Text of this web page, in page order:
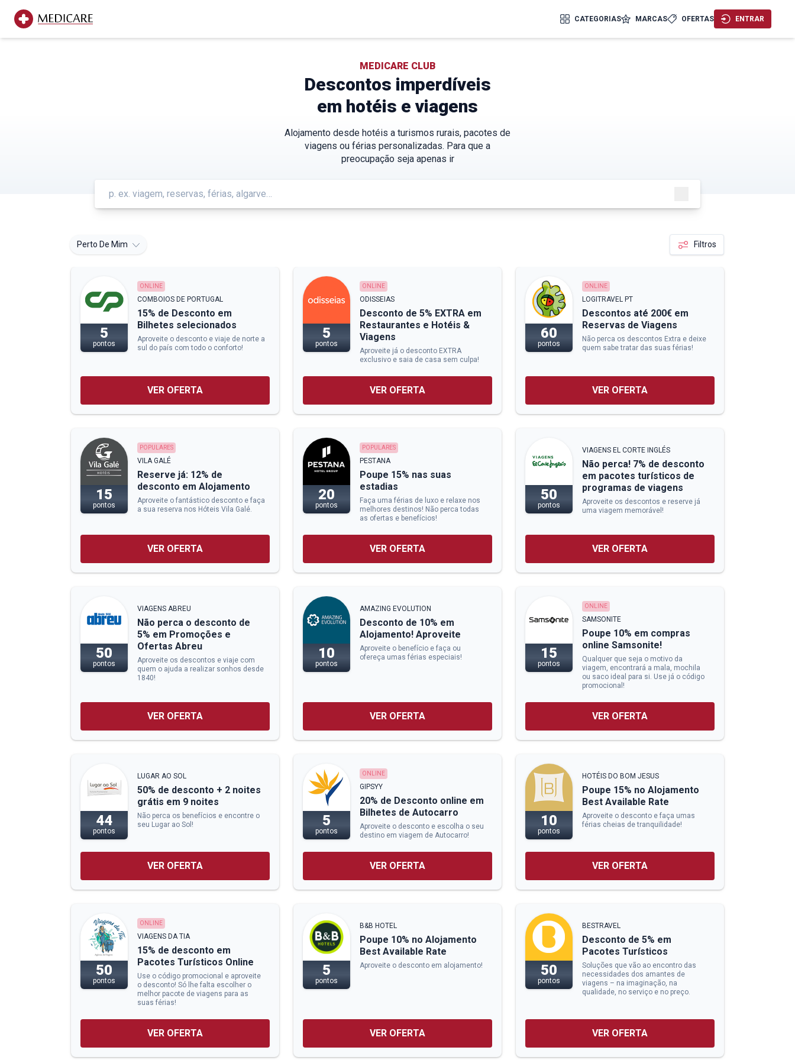
CATEGORIAS MARCAS OFERTAS ENTRAR
MEDICARE CLUB
Descontos imperdíveis
em hotéis e viagens
Alojamento desde hotéis a turismos rurais, pacotes de
viagens ou férias personalizadas. Para que a
preocupação seja apenas ir
Perto De Mim Filtros
5
pontos
ONLINE
COMBOIOS DE PORTUGAL
15% de Desconto em
Bilhetes selecionados
Aproveite o desconto e viaje de norte a
sul do país com todo o conforto!
VER OFERTA
5
pontos
ONLINE
ODISSEIAS
Desconto de 5% EXTRA em
Restaurantes e Hotéis &
Viagens
Aproveite já o desconto EXTRA
exclusivo e saia de casa sem culpa!
VER OFERTA
60
pontos
ONLINE
LOGITRAVEL PT
Descontos até 200€ em
Reservas de Viagens
Não perca os descontos Extra e deixe
quem sabe tratar das suas férias!
VER OFERTA
15
pontos
POPULARES
VILA GALÉ
Reserve já: 12% de
desconto em Alojamento
Aproveite o fantástico desconto e faça
a sua reserva nos Hóteis Vila Galé.
VER OFERTA
20
pontos
POPULARES
PESTANA
Poupe 15% nas suas
estadias
Faça uma férias de luxo e relaxe nos
melhores destinos! Não perca todas
as ofertas e benefícios!
VER OFERTA
50
pontos
VIAGENS EL CORTE INGLÉS
Não perca! 7% de desconto
em pacotes turísticos de
programas de viagens
Aproveite os descontos e reserve já
uma viagem memorável!
VER OFERTA
50
pontos
VIAGENS ABREU
Não perca o desconto de
5% em Promoções e
Ofertas Abreu
Aproveite os descontos e viaje com
quem o ajuda a realizar sonhos desde
1840!
VER OFERTA
10
pontos
AMAZING EVOLUTION
Desconto de 10% em
Alojamento! Aproveite
Aproveite o benefício e faça ou
ofereça umas férias especiais!
VER OFERTA
15
pontos
ONLINE
SAMSONITE
Poupe 10% em compras
online Samsonite!
Qualquer que seja o motivo da
viagem, encontrará a mala, mochila
ou saco ideal para si. Use já o código
promocional!
VER OFERTA
44
pontos
LUGAR AO SOL
50% de desconto + 2 noites
grátis em 9 noites
Não perca os benefícios e encontre o
seu Lugar ao Sol!
VER OFERTA
5
pontos
ONLINE
GIPSYY
20% de Desconto online em
Bilhetes de Autocarro
Aproveite o desconto e escolha o seu
destino em viagem de Autocarro!
VER OFERTA
10
pontos
HOTÉIS DO BOM JESUS
Poupe 15% no Alojamento
Best Available Rate
Aproveite o desconto e faça umas
férias cheias de tranquilidade!
VER OFERTA
50
pontos
ONLINE
VIAGENS DA TIA
15% de desconto em
Pacotes Turísticos Online
Use o código promocional e aproveite
o desconto! Só lhe falta escolher o
melhor pacote de viagens para as
suas férias!
VER OFERTA
5
pontos
B&B HOTEL
Poupe 10% no Alojamento
Best Available Rate
Aproveite o desconto em alojamento!
VER OFERTA
50
pontos
BESTRAVEL
Desconto de 5% em
Pacotes Turísticos
Soluções que vão ao encontro das
necessidades dos amantes de
viagens – na imaginação, na
qualidade, no serviço e no preço.
VER OFERTA